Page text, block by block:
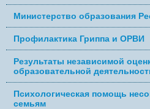
Министерство образования
Профилактика Гриппа и ОРВИ
Результаты независимой
образовательной
Психологическая помощь
семьям